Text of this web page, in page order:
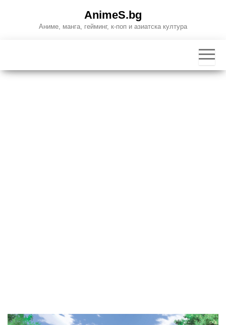
AnimeS.bg
Аниме, манга, гейминг, к-поп и азиатска култура